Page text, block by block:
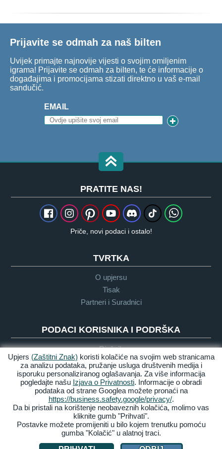
Prijavite se odmah za naš bilten
Uvijek primajte najnovije vijesti o svojim omiljenim
igrama! Prijavite se odmah za bilten, te će informacije o
događajima i promocijama stizati direktno u vaš e-mail
sandučić.
EMAIL
PRATITE NAS!
Priče, novi podaci i ostalo!
TVRTKA
O upjersu
Tisak
Partneri i Suradnici
PODACI KORISNIKA I PODRŠKA
Rječnik
Upute o Igri
Podrška
Zasluge &
obavijesti
Pravila
privatnosti
Uvijeti &
Odredbe
Dostupnost
Upravljaj Kolačićima
Upjers (Zaštitni Znak) koristi kolačiće na svojim web stranicama
za analizu podataka, pružanje usluga društvenih medija i
isporuku personaliziranog oglašavanja. Za više informacija
pogledajte našu Izjava o Privatnosti. Informacije o obradi
podataka od strane Googlea možete pronaći na
https://business.safety.google/privacy/.
Da bi pristali na korištenje neobaveznih kolačića, molimo vas
kliknite gumb "Prihvati".
Postavke možete promijeniti u bilo kojem trenutku pomoću
gumba "Kolačić" u alatnoj traci.